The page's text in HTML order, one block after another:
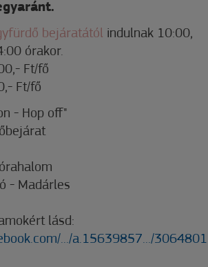
bejáratától indulnak 10:00,
órakor.
Ft/fő
Ft/fő
- Hop off"
- Madárles
lásd:
.../a.15639857.../